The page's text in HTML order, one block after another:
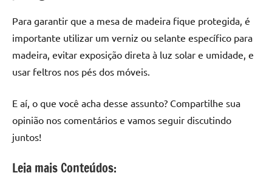
Para garantir que a mesa de madeira fique protegida, é
importante utilizar um verniz ou selante específico para
madeira, evitar exposição direta à luz solar e umidade, e
usar feltros nos pés dos móveis.
E aí, o que você acha desse assunto? Compartilhe sua
opinião nos comentários e vamos seguir discutindo
juntos!
Leia mais Conteúdos: